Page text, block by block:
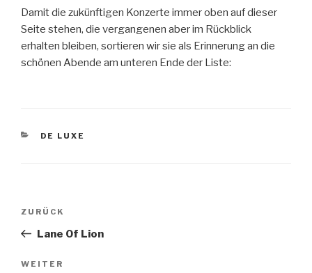
Damit die zukünftigen Konzerte immer oben auf dieser
Seite stehen, die vergangenen aber im Rückblick
erhalten bleiben, sortieren wir sie als Erinnerung an die
schönen Abende am unteren Ende der Liste:
KATEGORIEN
DE LUXE
Beitragsnavigation
Vorheriger
Beitrag
ZURÜCK
Lane Of Lion
Nächster
WEITER